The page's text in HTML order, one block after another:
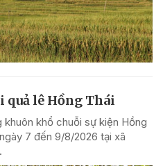
quả lê Hồng Thái
khuôn khổ chuỗi sự kiện Hồng
7 đến 9/8/2026 tại xã